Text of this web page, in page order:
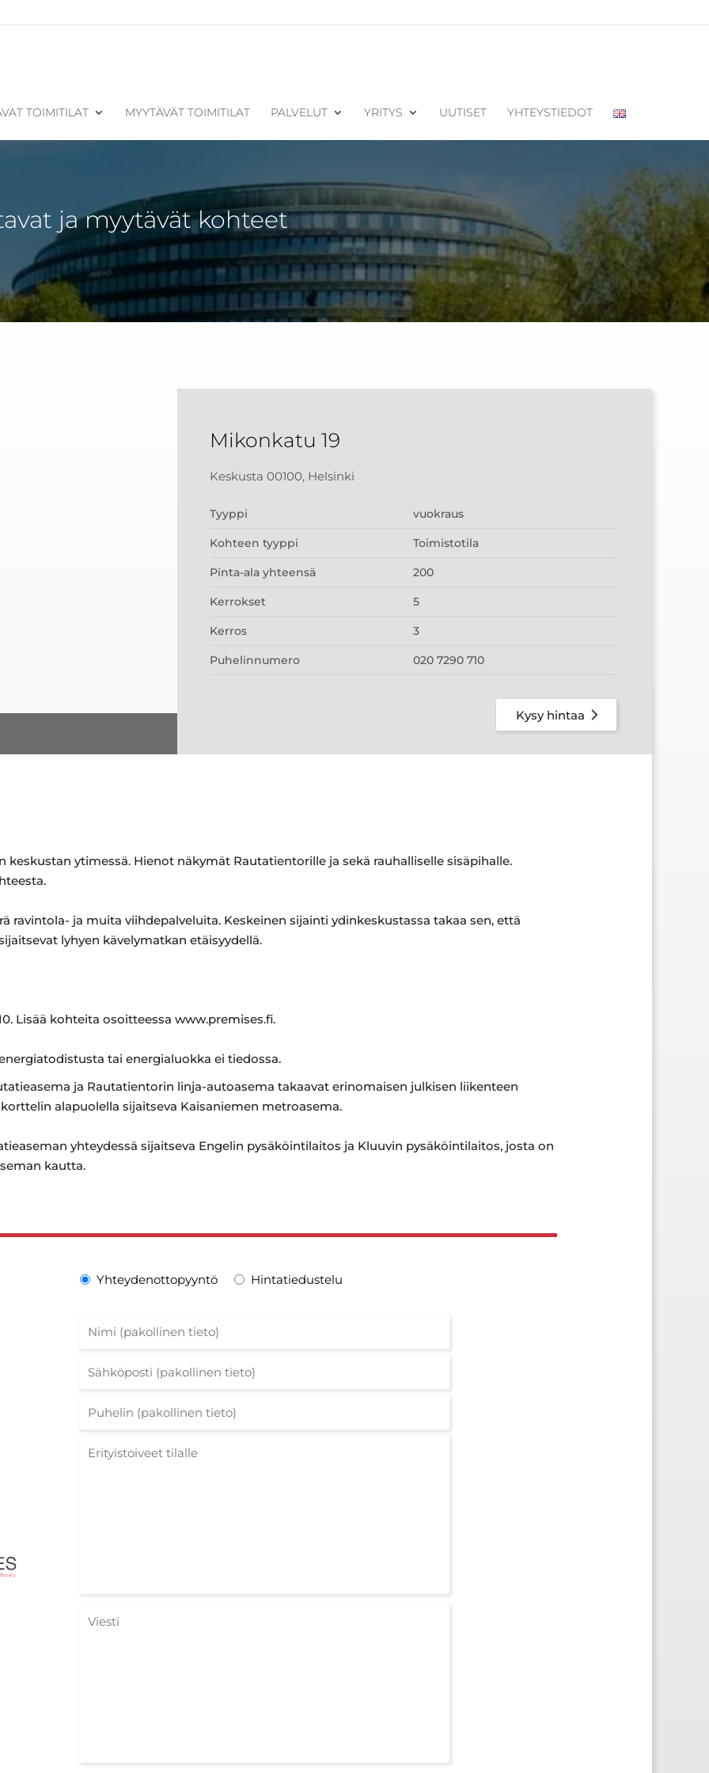
TOIMITILAT MYYTÄVÄT TOIMITILAT PALVELUT YRITYS UUTISET YHTEYSTIEDOT
ja myytävät kohteet
Mikonkatu 19
Keskusta 00100, Helsinki
Tyyppi vuokraus
Kohteen tyyppi Toimistotila
Pinta-ala yhteensä 200
Kerrokset 5
Kerros 3
Puhelinnumero 020 7290 710
Kysy hintaa
keskustan ytimessä. Hienot näkymät Rautatientorille ja sekä rauhalliselle sisäpihalle.
ravintola- ja muita viihdepalveluita. Keskeinen sijainti ydinkeskustassa takaa sen, että
lyhyen kävelymatkan etäisyydellä.
Lisää kohteita osoitteessa www.premises.fi.
tai energialuokka ei tiedossa.
ja Rautatientorin linja-autoasema takaavat erinomaisen julkisen liikenteen
alapuolella sijaitseva Kaisaniemen metroasema.
yhteydessä sijaitseva Engelin pysäköintilaitos ja Kluuvin pysäköintilaitos, josta on
kautta.
Yhteydenottopyyntö Hintatiedustelu